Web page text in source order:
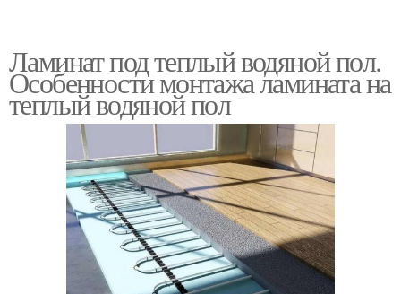
Ламинат под теплый водяной пол.
Особенности монтажа ламината на
теплый водяной пол